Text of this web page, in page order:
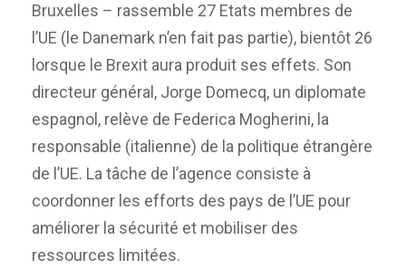
Bruxelles – rassemble 27 Etats membres de
l’UE (le Danemark n’en fait pas partie), bientôt 26
lorsque le Brexit aura produit ses effets. Son
directeur général, Jorge Domecq, un diplomate
espagnol, relève de Federica Mogherini, la
responsable (italienne) de la politique étrangère
de l’UE. La tâche de l’agence consiste à
coordonner les efforts des pays de l’UE pour
améliorer la sécurité et mobiliser des
ressources limitées.